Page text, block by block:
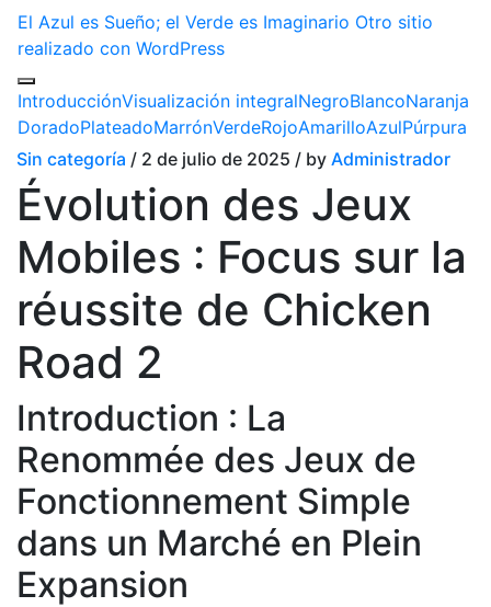
El Azul es Sueño; el Verde es Imaginario Otro sitio
realizado con WordPress
IntroducciónVisualización integralNegroBlancoNaranja
DoradoPlateadoMarrónVerdeRojoAmarilloAzulPúrpura
Sin categoría / 2 de julio de 2025 / by Administrador
Évolution des Jeux
Mobiles : Focus sur la
réussite de Chicken
Road 2
Introduction : La
Renommée des Jeux de
Fonctionnement Simple
dans un Marché en Plein
Expansion